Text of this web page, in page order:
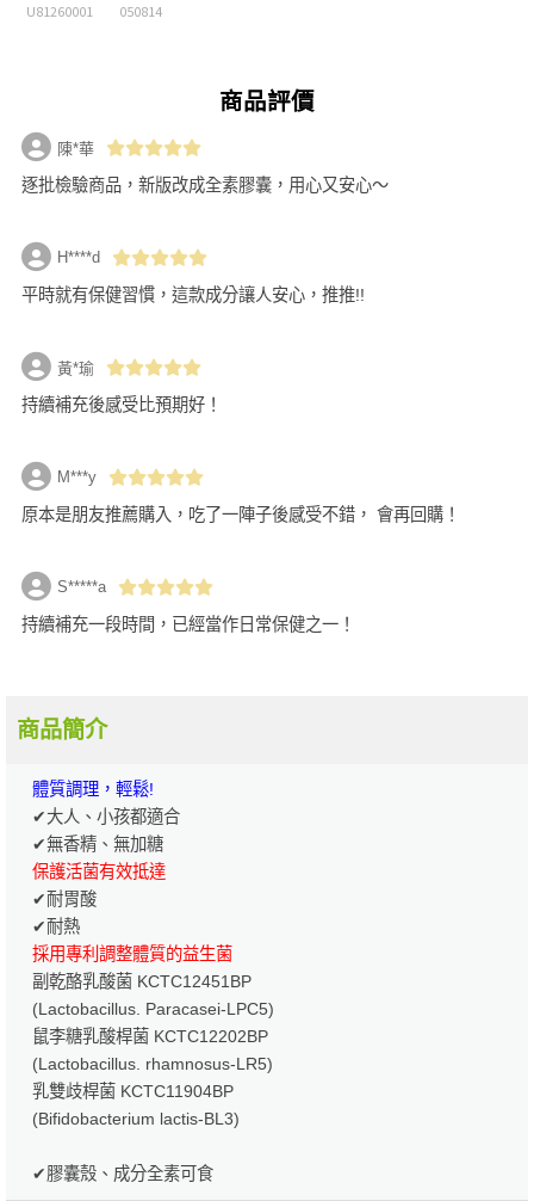
U81260001 050814
商品評價
陳*華
逐批檢驗商品，新版改成全素膠囊，用心又安心～
H****d
平時就有保健習慣，這款成分讓人安心，推推!!
黃*瑜
持續補充後感受比預期好！
M***y
原本是朋友推薦購入，吃了一陣子後感受不錯， 會再回購！
S*****a
持續補充一段時間，已經當作日常保健之一！
商品簡介
體質調理，輕鬆!
✔大人、小孩都適合
✔無香精、無加糖
保護活菌有效抵達
✔耐胃酸
✔耐熱
採用專利調整體質的益生菌
副乾酪乳酸菌 KCTC12451BP
(Lactobacillus. Paracasei-LPC5)
鼠李糖乳酸桿菌 KCTC12202BP
(Lactobacillus. rhamnosus-LR5)
乳雙歧桿菌 KCTC11904BP
(Bifidobacterium lactis-BL3)
✔膠囊殼、成分全素可食